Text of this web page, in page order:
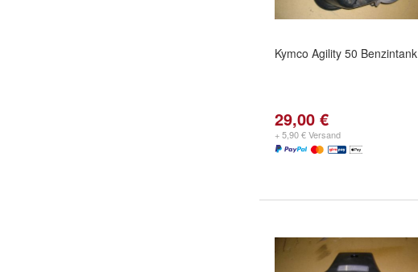
Kymco Agility 50 Benzintank
29,00 €
+ 5,90 € Versand